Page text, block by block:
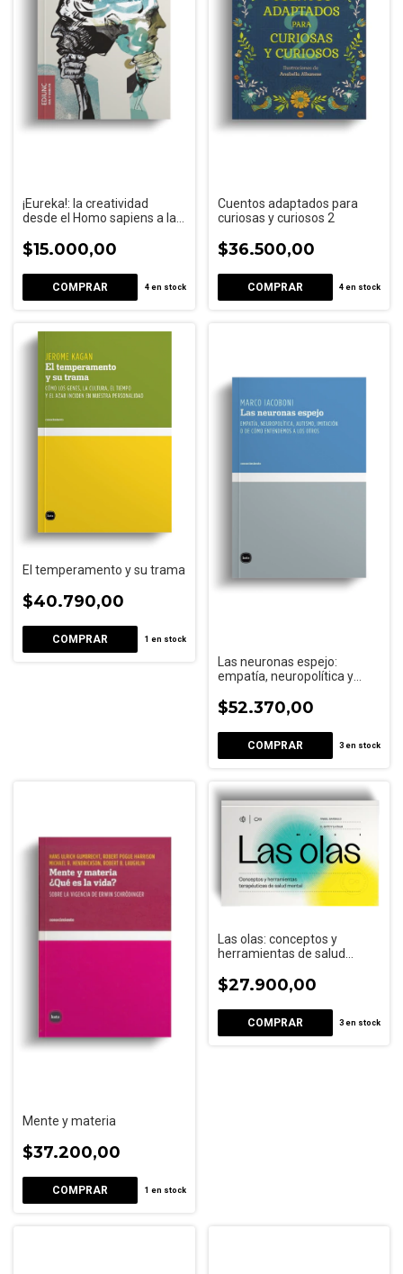
¡Eureka!: la creatividad
desde el Homo sapiens a la
$15.000,00
4en stock
Cuentos adaptados para
curiosas y curiosos 2
$36.500,00
4 en stock
El temperamento y su trama
$40.790,00
1 en stock
Las neuronas espejo:
empatía, neuropolítica y
$52.370,00
3 en stock
Mente y materia
$37.200,00
1 en stock
Las olas: conceptos y
herramientas de salud
$27.900,00
3 en stock